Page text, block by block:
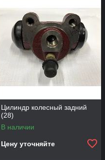
Цилиндр колесный задний
(28)
В наличии
Цену уточняйте